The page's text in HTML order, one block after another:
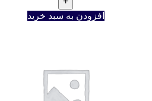
افزودن به سبد خرید